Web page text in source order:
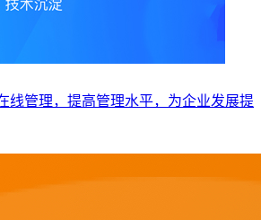
线管理，提高管理水平，为企业发展提